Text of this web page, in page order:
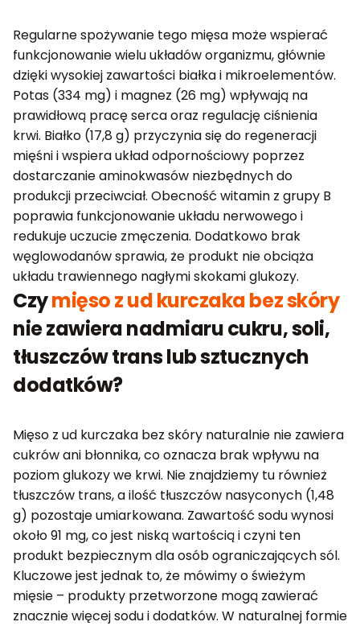
Regularne spożywanie tego mięsa może wspierać
funkcjonowanie wielu układów organizmu, głównie
dzięki wysokiej zawartości białka i mikroelementów.
Potas (334 mg) i magnez (26 mg) wpływają na
prawidłową pracę serca oraz regulację ciśnienia
krwi. Białko (17,8 g) przyczynia się do regeneracji
mięśni i wspiera układ odpornościowy poprzez
dostarczanie aminokwasów niezbędnych do
produkcji przeciwciał. Obecność witamin z grupy B
poprawia funkcjonowanie układu nerwowego i
redukuje uczucie zmęczenia. Dodatkowo brak
węglowodanów sprawia, że produkt nie obciąża
układu trawiennego nagłymi skokami glukozy.
Czymięso z ud kurczaka bez skóry
nie zawiera nadmiaru cukru, soli,
tłuszczów trans lub sztucznych
dodatków?
Mięso z ud kurczaka bez skóry naturalnie nie zawiera
cukrów ani błonnika, co oznacza brak wpływu na
poziom glukozy we krwi. Nie znajdziemy tu również
tłuszczów trans, a ilość tłuszczów nasyconych (1,48
g) pozostaje umiarkowana. Zawartość sodu wynosi
około 91 mg, co jest niską wartością i czyni ten
produkt bezpiecznym dla osób ograniczających sól.
Kluczowe jest jednak to, że mówimy o świeżym
mięsie – produkty przetworzone mogą zawierać
znacznie więcej sodu i dodatków. W naturalnej formie